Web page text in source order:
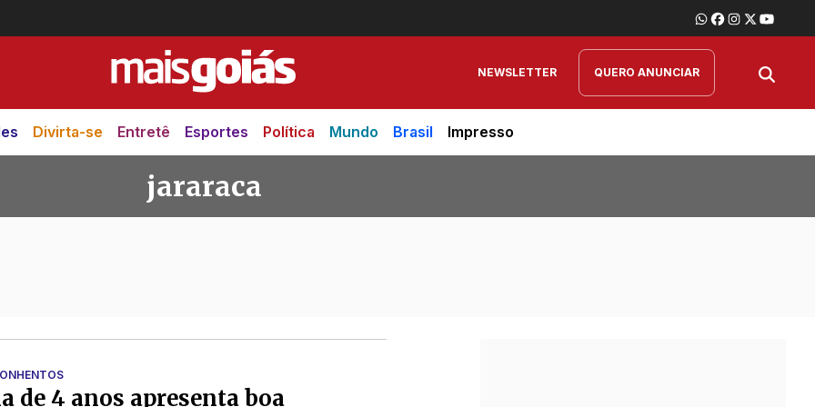
NEWSLETTER QUERO ANUNCIAR
Divirta-se Entretê Esportes Política Mundo Brasil Impresso
jararaca
de 4 anos apresenta boa